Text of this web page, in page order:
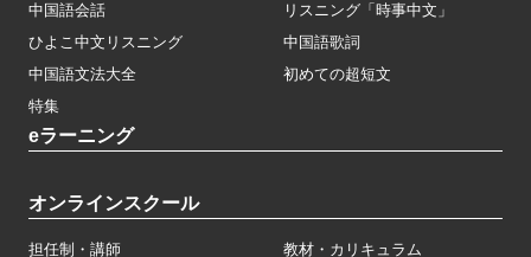
中国語会話
リスニング「時事中文」
ひよこ中文リスニング
中国語歌詞
中国語文法大全
初めての超短文
特集
eラーニング
オンラインスクール
担任制・講師 教材・カリキュラム